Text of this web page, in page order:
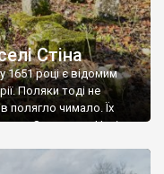
Стіна
1651 році є відомим
Поляки тоді не
полягло чимало. Їх
Замковим. Нині на
де епітафії стер […]